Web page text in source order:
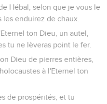
Hébal, selon que je vous le
enduirez de chaux.
ton Dieu, un autel,
tu ne lèveras point le fer.
Dieu de pierres entières,
à l'Eternel ton
de prospérités, et tu